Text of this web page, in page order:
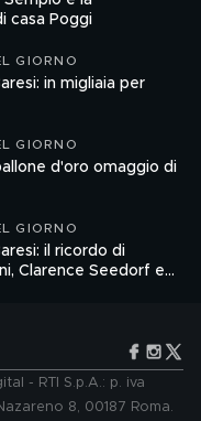
casa Poggi
GIORNO
in migliaia per
GIORNO
d'oro omaggio di
GIORNO
il ricordo di
Clarence Seedorf e
- RTI S.p.A.: p. iva
8, 00187 Roma.